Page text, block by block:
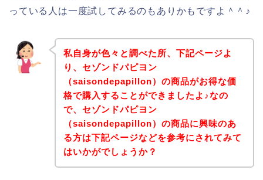
っている人は一度試してみるのもありかもですよ＾＾♪
私自身が色々と調べた所、下記ページよ
り、セゾンドパピヨン
（saisondepapillon）の商品がお得な価
格で購入することができましたよ♪なの
で、セゾンドパピヨン
（saisondepapillon）の商品に興味のあ
る方は下記ページなどを参考にされてみて
はいかがでしょうか？